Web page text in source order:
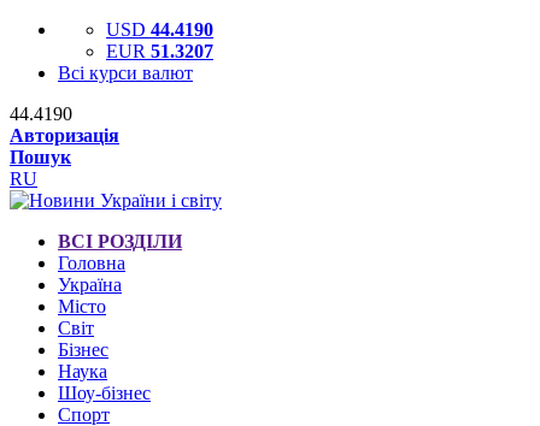
USD 44.4190
EUR 51.3207
Всі курси валют
44.4190
Авторизація
Пошук
RU
ВСІ РОЗДІЛИ
Головна
Україна
Місто
Світ
Бізнес
Наука
Шоу-бізнес
Спорт